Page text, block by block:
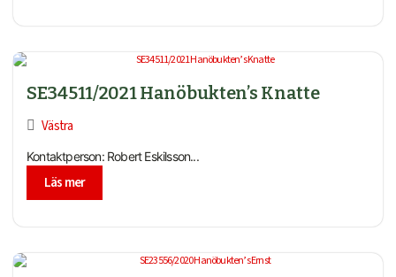
SE34511/2021 Hanöbukten’s Knatte
Västra
Kontaktperson: Robert Eskilsson...
Läs mer